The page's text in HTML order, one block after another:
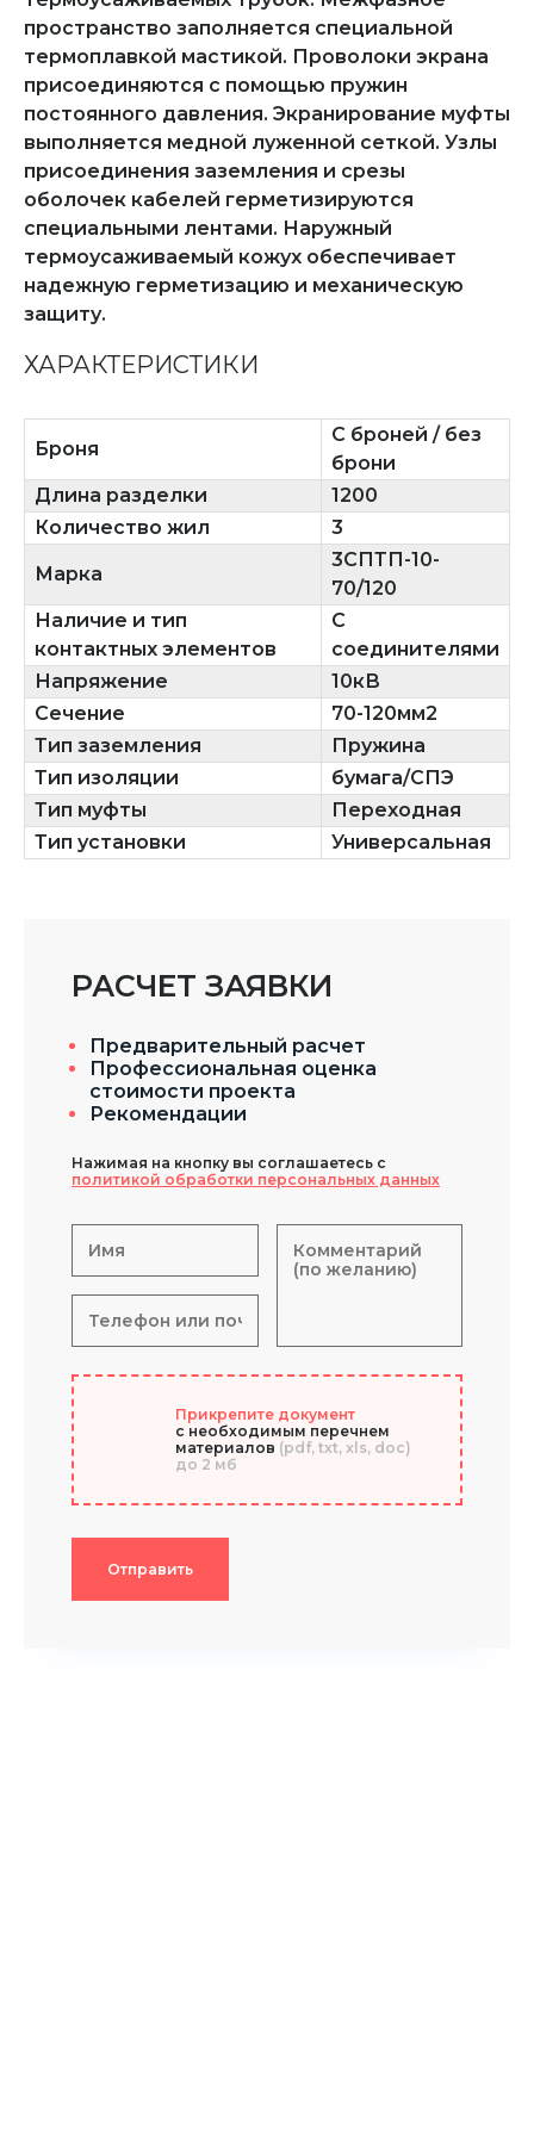
пространство заполняется специальной
термоплавкой мастикой. Проволоки экрана
присоединяются с помощью пружин
постоянного давления. Экранирование муфты
выполняется медной луженной сеткой. Узлы
присоединения заземления и срезы
оболочек кабелей герметизируются
специальными лентами. Наружный
термоусаживаемый кожух обеспечивает
надежную герметизацию и механическую
защиту.
ХАРАКТЕРИСТИКИ
Броня
С броней / без
брони
Длина разделки
1200
Количество жил
3
Марка
3СПТП-10-
70/120
Наличие и тип
контактных элементов
С
соединителями
Напряжение
10кВ
Сечение
70-120мм2
Тип заземления
Пружина
Тип изоляции
бумага/СПЭ
Тип муфты
Переходная
Тип установки
Универсальная
РАСЧЕТ ЗАЯВКИ
Предварительный расчет
Профессиональная оценка
стоимости проекта
Рекомендации
Нажимая на кнопку вы соглашаетесь с
политикой обработки персональных данных
Прикрепите документ
с необходимым перечнем
материалов (pdf, txt, xls, doc)
до 2 мб
Отправить